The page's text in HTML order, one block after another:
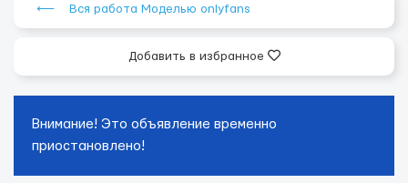
⟵ Вся работа Моделью onlyfans
Добавить в избранное
Внимание! Это объявление временно
приостановлено!